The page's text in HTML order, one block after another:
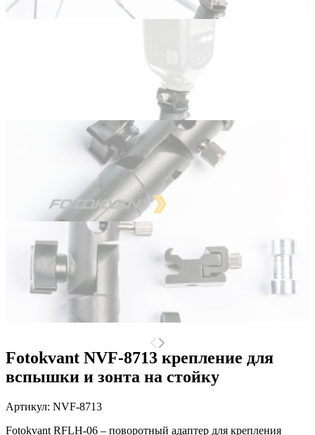
Fotokvant NVF-8713 крепление для
вспышки и зонта на стойку
Артикул: NVF-8713
Fotokvant RFLH-06 – поворотный адаптер для крепления